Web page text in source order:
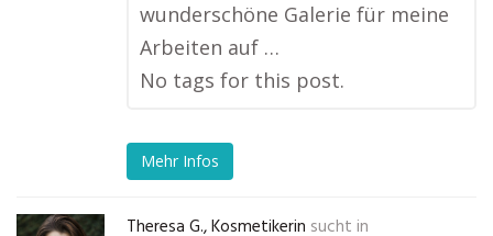
wunderschöne Galerie für meine
Arbeiten auf …
No tags for this post.
Mehr Infos
Theresa G., Kosmetikerin sucht in